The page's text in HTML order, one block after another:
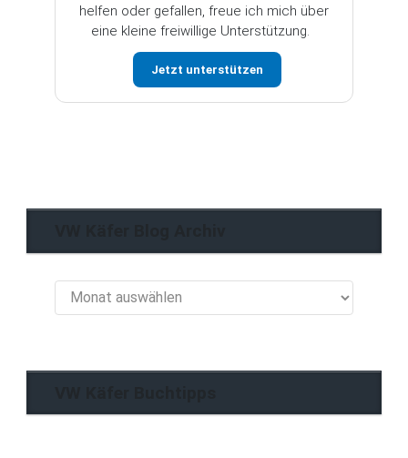
helfen oder gefallen, freue ich mich über
eine kleine freiwillige Unterstützung.
Jetzt unterstützen
Käfer